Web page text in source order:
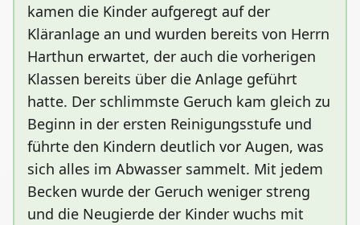
kamen die Kinder aufgeregt auf der
Kläranlage an und wurden bereits von Herrn
Harthun erwartet, der auch die vorherigen
Klassen bereits über die Anlage geführt
hatte. Der schlimmste Geruch kam gleich zu
Beginn in der ersten Reinigungsstufe und
führte den Kindern deutlich vor Augen, was
sich alles im Abwasser sammelt. Mit jedem
Becken wurde der Geruch weniger streng
und die Neugierde der Kinder wuchs mit